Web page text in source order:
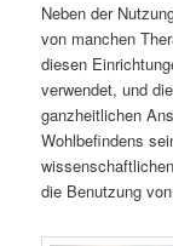
Neben der
von manchen
diesen
verwendet, und
ganzheitlichen
Wohlbefindens
die Benutzung